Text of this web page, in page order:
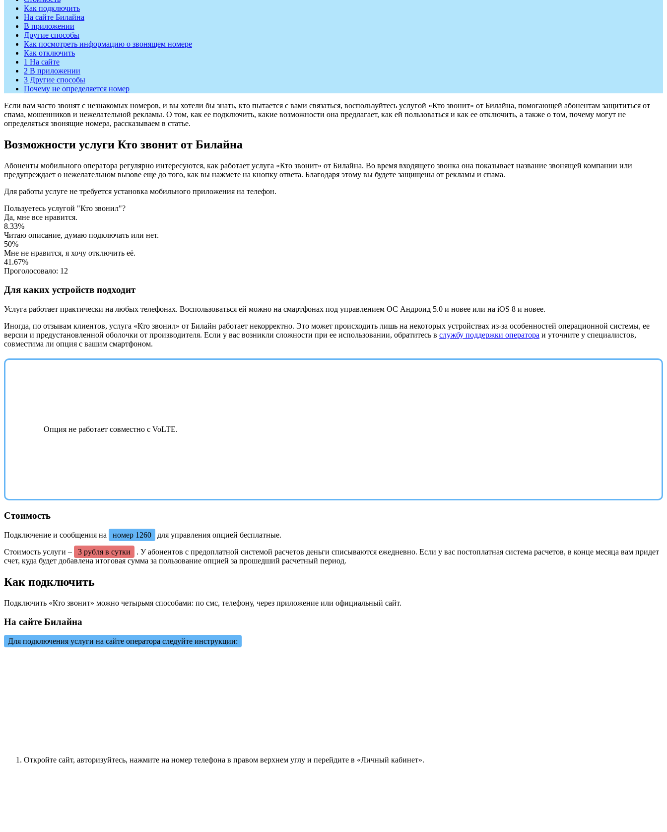
Как подключить
На сайте Билайна
В приложении
Другие способы
Как посмотреть информацию о звонящем номере
Как отключить
1 На сайте
2 В приложении
3 Другие способы
Почему не определяется номер
Если вам часто звонят с незнакомых номеров, и вы хотели бы знать, кто пытается с вами связаться, воспользуйтесь услугой «Кто звонит» от Билайна, помогающей абонентам защититься от
спама, мошенников и нежелательной рекламы. О том, как ее подключить, какие возможности она предлагает, как ей пользоваться и как ее отключить, а также о том, почему могут не
определяться звонящие номера, рассказываем в статье.
Возможности услуги Кто звонит от Билайна
Абоненты мобильного оператора регулярно интересуются, как работает услуга «Кто звонит» от Билайна. Во время входящего звонка она показывает название звонящей компании или
предупреждает о нежелательном вызове еще до того, как вы нажмете на кнопку ответа. Благодаря этому вы будете защищены от рекламы и спама.
Для работы услуге не требуется установка мобильного приложения на телефон.
Пользуетесь услугой "Кто звонил"?
Да, мне все нравится.
8.33%
Читаю описание, думаю подключать или нет.
50%
Мне не нравится, я хочу отключить её.
41.67%
Проголосовало: 12
Для каких устройств подходит
Услуга работает практически на любых телефонах. Воспользоваться ей можно на смартфонах под управлением ОС Андроид 5.0 и новее или на iOS 8 и новее.
Иногда, по отзывам клиентов, услуга «Кто звонил» от Билайн работает некорректно. Это может происходить лишь на некоторых устройствах из-за особенностей операционной системы, ее
версии и предустановленной оболочки от производителя. Если у вас возникли сложности при ее использовании, обратитесь в службу поддержки оператора и уточните у специалистов,
совместима ли опция с вашим смартфоном.
Опция не работает совместно с VoLTE.
Стоимость
Подключение и сообщения на номер 1260
для управления опцией бесплатные.
Стоимость услуги –
3 рубля в сутки
. У абонентов с предоплатной системой расчетов деньги списываются ежедневно. Если у вас постоплатная система расчетов, в конце месяца вам придет
счет, куда будет добавлена итоговая сумма за пользование опцией за прошедший расчетный период.
Как подключить
Подключить «Кто звонит» можно четырьмя способами: по смс, телефону, через приложение или официальный сайт.
На сайте Билайна
Для подключения услуги на сайте оператора следуйте инструкции:
Откройте сайт, авторизуйтесь, нажмите на номер телефона в правом верхнем углу и перейдите в «Личный кабинет».